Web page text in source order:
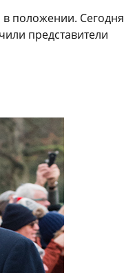
в положении. Сегодня
представители